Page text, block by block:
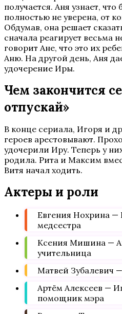
получается. Аня узнает,
полностью не уверена, от
Обдумав, она решает
сначала реагирует весьма
говорит Ане, что это их
Аню. На другой день, Аня
удочерение Иры.
Чем закончится
отпускай»
В конце сериала, Игоря и
героев арестовывают.
удочерили Иру. Теперь у
родила. Рита и Максим
Витя начал ходить.
Актеры и роли
Евгения Нохрина —
медсестра
Ксения Мишина —
учительница
Матвей Зубалевич
Артём Алексеев —
помощник мэра